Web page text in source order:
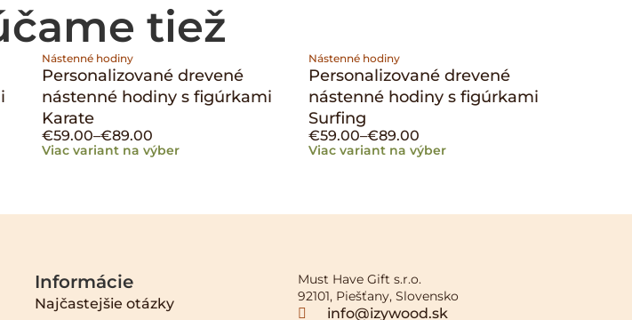
tiež
Nástenné hodiny
Personalizované drevené
nástenné hodiny s figúrkami
Karate
€59.00–€89.00
Viac variant na výber
Nástenné hodiny
Personalizované drevené
nástenné hodiny s figúrkami
Surfing
€59.00–€89.00
Viac variant na výber
Informácie
Najčastejšie otázky
Must Have Gift s.r.o.
92101, Piešťany, Slovensko
info@izywood.sk